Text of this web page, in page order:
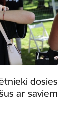
dosies
ar saviem